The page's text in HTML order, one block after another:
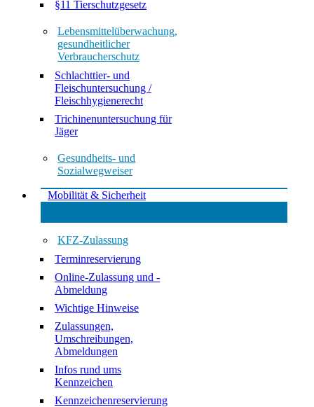
§11 Tierschutzgesetz
Lebensmittelüberwachung,
gesundheitlicher
Verbraucherschutz
Schlachttier- und
Fleischuntersuchung /
Fleischhygienerecht
Trichinenuntersuchung für
Jäger
Gesundheits- und
Sozialwegweiser
Mobilität & Sicherheit
KFZ-Zulassung
Terminreservierung
Online-Zulassung und -
Abmeldung
Wichtige Hinweise
Zulassungen,
Umschreibungen,
Abmeldungen
Infos rund ums
Kennzeichen
Kennzeichenreservierung